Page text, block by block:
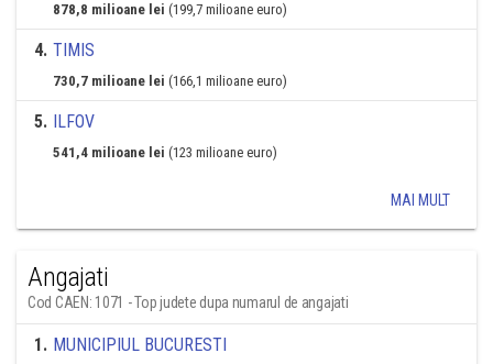
878,8 milioane lei (199,7 milioane euro)
4. TIMIS
730,7 milioane lei (166,1 milioane euro)
5. ILFOV
541,4 milioane lei (123 milioane euro)
MAI MULT
Angajati
Cod CAEN: 1071 - Top judete dupa numarul de angajati
1. MUNICIPIUL BUCURESTI